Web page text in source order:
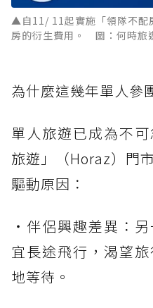
▲自11/ 11起實施「領隊不配
房的衍生費用。 圖：何時旅
為什麼這幾年單人參
單人旅遊已成為不
旅遊」（Horaz）門
驅動原因：
・伴侶興趣差異：
宜長途飛行，渴望
地等待。